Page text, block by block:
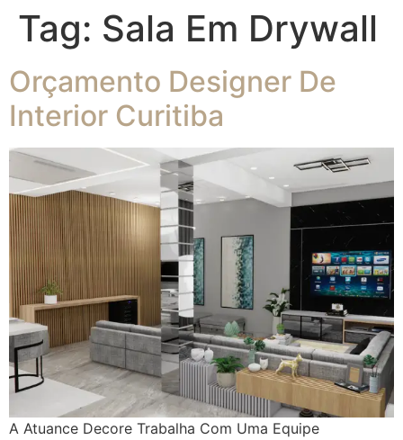
Tag: Sala Em Drywall
Orçamento Designer De
Interior Curitiba
A Atuance Decore Trabalha Com Uma Equipe